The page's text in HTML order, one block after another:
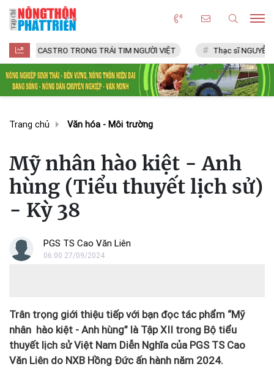
TRONG TRÁI TIM NGƯỜI VIỆT Thạc sĩ NGUYỄN VĂN CHÍ
Trang chủ Văn hóa - Môi trường
Mỹ nhân hào kiệt - Anh
hùng (Tiểu thuyết lịch sử)
- Kỳ 38
PGS TS Cao Văn Liên
06:00 27/09/2024
Trân trọng giới thiệu tiếp với bạn đọc tác phẩm “Mỹ
nhân hào kiệt - Anh hùng” là Tập XII trong Bộ tiểu
thuyết lịch sử Việt Nam Diễn Nghĩa của PGS TS Cao
Văn Liên do NXB Hồng Đức ấn hành năm 2024.